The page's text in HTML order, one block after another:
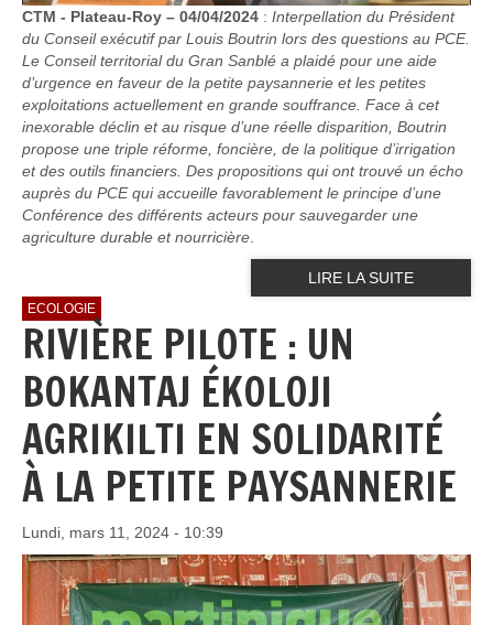
CTM - Plateau-Roy – 04/04/2024 : Interpellation du Président
du Conseil exécutif par Louis Boutrin lors des questions au PCE.
Le Conseil territorial du Gran Sanblé a plaidé pour une aide
d’urgence en faveur de la petite paysannerie et les petites
exploitations actuellement en grande souffrance. Face à cet
inexorable déclin et au risque d’une réelle disparition, Boutrin
propose une triple réforme, foncière, de la politique d’irrigation
et des outils financiers. Des propositions qui ont trouvé un écho
auprès du PCE qui accueille favorablement le principe d’une
Conférence des différents acteurs pour sauvegarder une
agriculture durable et nourricière.
LIRE LA SUITE
ECOLOGIE
RIVIÈRE PILOTE : UN
BOKANTAJ ÉKOLOJI
AGRIKILTI EN SOLIDARITÉ
À LA PETITE PAYSANNERIE
Lundi, mars 11, 2024 - 10:39